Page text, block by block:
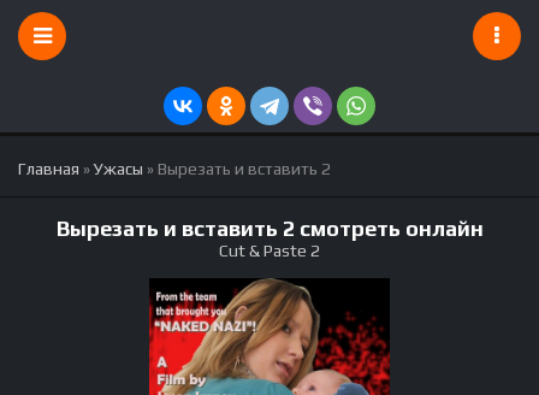
Главная »Ужасы » Вырезать и вставить 2
Вырезать и вставить 2 смотреть онлайн
Cut & Paste 2